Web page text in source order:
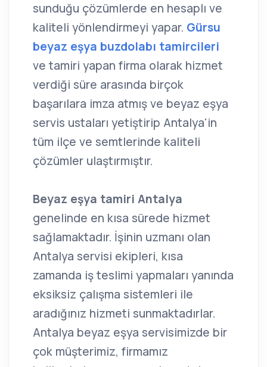
sunduğu çözümlerde en hesaplı ve
kaliteli yönlendirmeyi yapar. Gürsu
beyaz eşya buzdolabı tamircileri
ve tamiri yapan firma olarak hizmet
verdiği süre arasında birçok
başarılara imza atmış ve beyaz eşya
servis ustaları yetiştirip Antalya'in
tüm ilçe ve semtlerinde kaliteli
çözümler ulaştırmıştır.
Beyaz eşya tamiri Antalya
genelinde en kısa sürede hizmet
sağlamaktadır. İşinin uzmanı olan
Antalya servisi ekipleri, kısa
zamanda iş teslimi yapmaları yanında
eksiksiz çalışma sistemleri ile
aradığınız hizmeti sunmaktadırlar.
Antalya beyaz eşya servisimizde bir
çok müşterimiz, firmamız